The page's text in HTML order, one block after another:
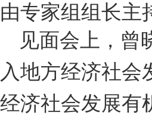
由专家组组长主
见面会上，曾
入地方经济社会
经济社会发展有